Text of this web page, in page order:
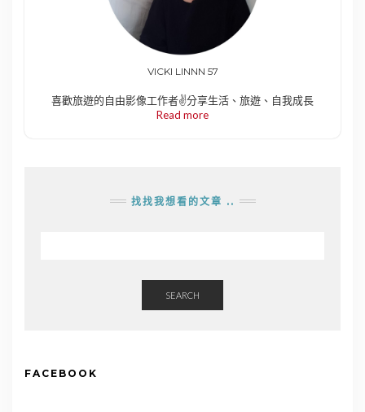
VICKI LINNN 57
喜歡旅遊的自由影像工作者✌️分享生活、旅遊、自我成長
Read more
找找我想看的文章 ..
SEARCH
FACEBOOK